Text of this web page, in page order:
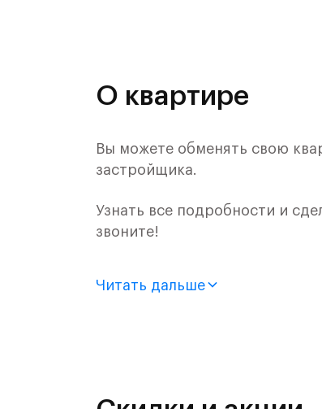
О квартире
Вы можете обменять свою
застройщика.
Узнать все подробности и
звоните!
монолитного дома (Корпус
и Подушкинским лесами.
Читать дальше